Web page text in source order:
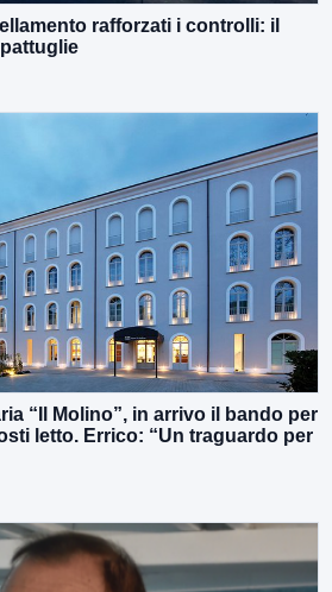
rafforzati i controlli: il
“Il Molino”, in arrivo il bando per
letto. Errico: “Un traguardo per